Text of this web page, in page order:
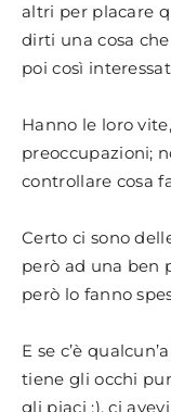
altri per placare
dirti una cosa
poi così
Hanno le loro
preoccupazioni;
controllare cosa
Certo ci sono
però ad una ben
però lo fanno
E se c’è
tiene gli occhi
gli piaci :), ci